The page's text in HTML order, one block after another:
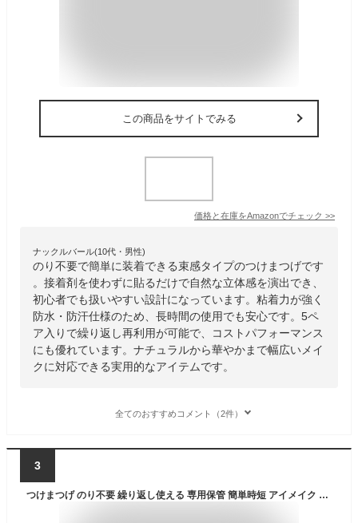
この商品をサイトでみる
価格と在庫をAmazonでチェック >>
ナックルバール(10代・男性)
のり不要で簡単に装着できる束感タイプのつけまつげです
。接着剤を使わずに貼るだけで自然な立体感を演出でき、
初心者でも扱いやすい設計になっています。粘着力が強く
防水・防汗仕様のため、長時間の使用でも安心です。5ペ
ア入りで繰り返し再利用が可能で、コストパフォーマンス
にも優れています。ナチュラルから華やかまで幅広いメイ
クに対応できる実用的なアイテムです。
全てのおすすめコメント（2件）
3
つけまつげ のり不要 繰り返し使える 専用保管 簡単時短 アイメイク マツエク まつ毛 睫毛 美容 コスメ 大きいサイズレディース ウォータープルーフ つけま 初心者 簡単 ボリューム 夏 春 秋 冬 送料無料